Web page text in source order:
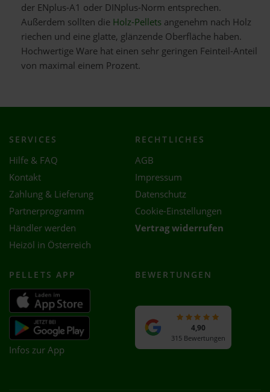
der ENplus-A1 oder DINplus-Norm entsprechen.
Außerdem sollten die Holz-Pellets angenehm nach Holz
riechen und eine glatte, glänzende Oberfläche haben.
Hochwertige Ware hat einen sehr geringen Feinteil-Anteil
von maximal einem Prozent.
SERVICES
Hilfe & FAQ
Kontakt
Zahlung & Lieferung
Partnerprogramm
Händler werden
Heizöl in Österreich
RECHTLICHES
AGB
Impressum
Datenschutz
Cookie-Einstellungen
Vertrag widerrufen
PELLETS APP
Infos zur App
BEWERTUNGEN
4,90
315 Bewertungen